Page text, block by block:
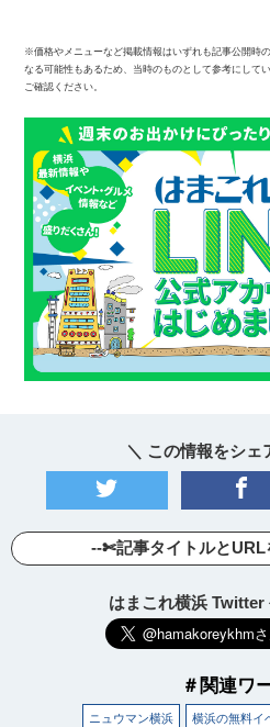
※価格やメニューなど掲載情報はいずれも記事公開時
なる可能性もあるため、当時のものとして参考にして
ご確認ください。
＼ この情報をシェ
--✄記事タイトルと
はまこれ横浜 Twitter
＃関連ワ
ニュウマン横浜 横浜の無料イ